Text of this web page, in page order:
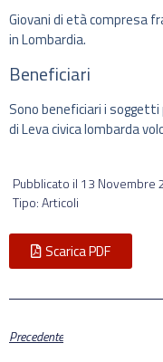
Giovani di età compresa
in Lombardia.
Beneficiari
Sono beneficiari i soggetti
di Leva civica lombarda
Pubblicato il 13 Novembre
Tipo: Articoli
Scarica PDF
Precedente